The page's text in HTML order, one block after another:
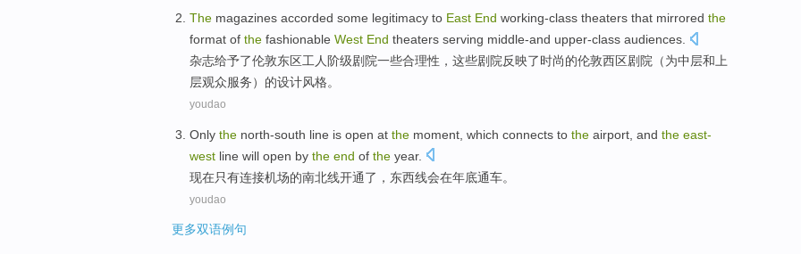
The magazines accorded some legitimacy to East End working-class theaters that mirrored the
format of the fashionable West End theaters serving middle-and upper-class audiences
杂志给予了伦敦东区工人阶级剧院一些合理性 ，这些剧院反映了时尚的伦敦西区剧院（为中层和上
层观众服务）的设计风格。
youdao
Only the north-south line is open at the moment , which connects to the airport , and the east-
west line will open by the end of the year.
现在只有连接机场的南北线开通了 ， 东西线会在年底通车。
youdao
更多双语例句